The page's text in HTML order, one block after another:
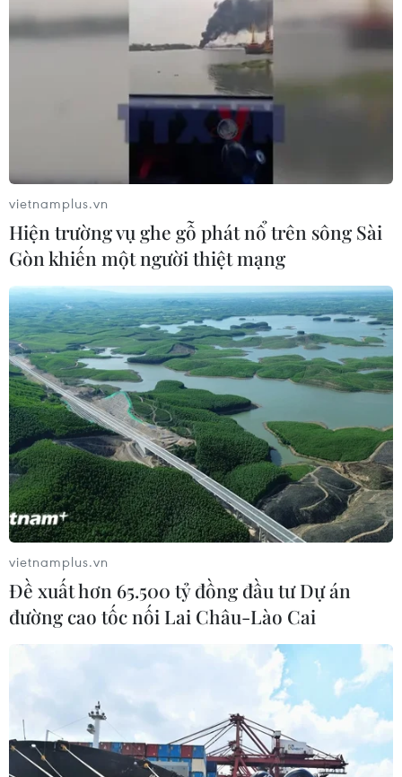
phát tán thông tin giả về
sáp nhập đơn vị hành
chính
cường hợp tác giữa các
cơ quan lý luận của Đảng
Sắp khởi động Chiến
dịch TinAI? ứng phó làn
sóng tin giả
Hợp tác truyền thông
giữa Viện Kiểm sát Nhân
dân Tối cao với TTXVN,
vietnamplus.vn
Hiện trường vụ ghe gỗ phát nổ trên sông Sài
Gòn khiến một người thiệt mạng
vietnamplus.vn
Đề xuất hơn 65.500 tỷ đồng đầu tư Dự án
đường cao tốc nối Lai Châu-Lào Cai